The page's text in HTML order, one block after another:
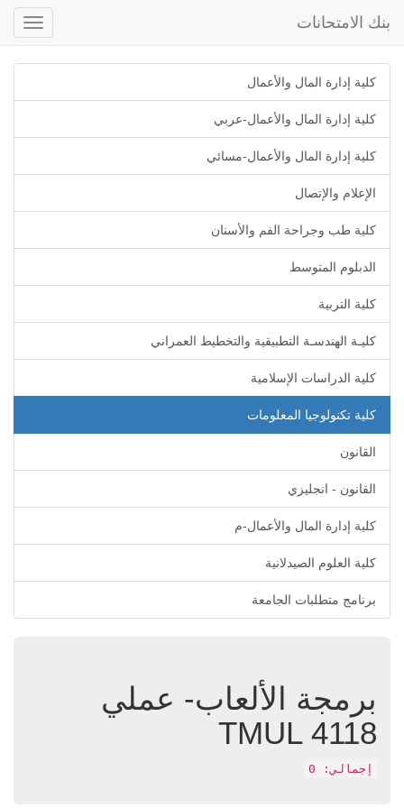
بنك الامتحانات
كلية إدارة المال والأعمال
كلية إدارة المال والأعمال-عربي
كلية إدارة المال والأعمال-مسائي
الإعلام والإتصال
كلية طب وجراحة الفم والأسنان
الدبلوم المتوسط
كلية التربية
كليـة الهندسـة التطبيقية والتخطيط العمراني
كلية الدراسات الإسلامية
كلية تكنولوجيا المعلومات
القانون
القانون - انجليزي
كلية إدارة المال والأعمال-م
كلية العلوم الصيدلانية
برنامج متطلبات الجامعة
برمجة الألعاب- عملي
TMUL 4118
إجمالي: 0